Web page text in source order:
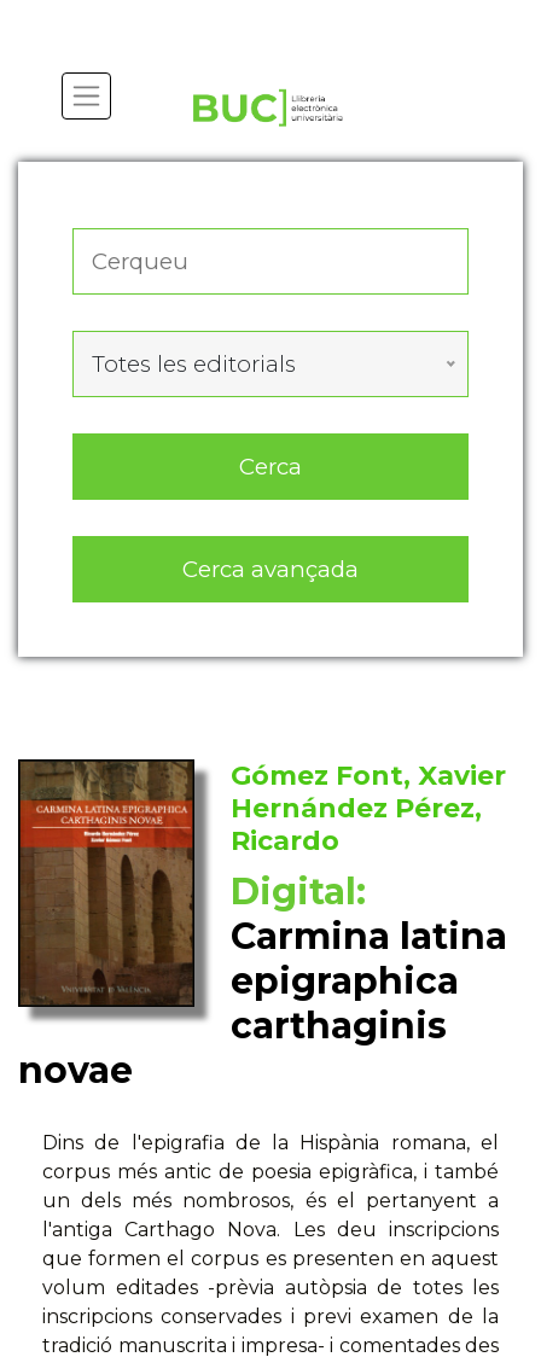
Totes les editorials
Cerca
Cerca avançada
Gómez Font, Xavier
Hernández Pérez,
Ricardo
Digital:
Carmina latina
epigraphica
carthaginis
novae
Dins de l'epigrafia de la Hispània romana, el
corpus més antic de poesia epigràfica, i també
un dels més nombrosos, és el pertanyent a
l'antiga Carthago Nova. Les deu inscripcions
que formen el corpus es presenten en aquest
volum editades -prèvia autòpsia de totes les
inscripcions conservades i previ examen de la
tradició manuscrita i impresa- i comentades des